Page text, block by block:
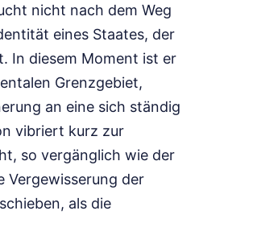
nicht nach dem Weg
eines Staates, der
In diesem Moment ist er
Grenzgebiet,
an eine sich ständig
vibriert kurz zur
so vergänglich wie der
Vergewisserung der
als die